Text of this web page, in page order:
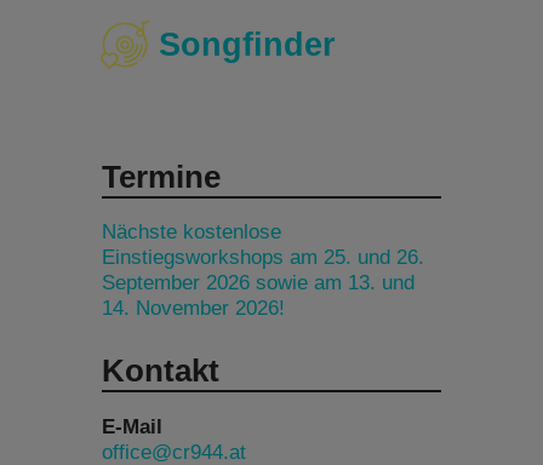
Songfinder
Termine
Nächste kostenlose
Einstiegsworkshops am 25. und 26.
September 2026 sowie am 13. und
14. November 2026!
Kontakt
E-Mail
office@cr944.at